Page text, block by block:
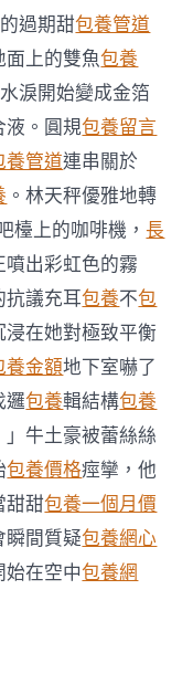
解
決
生
涯
困
難
港
府
宣
布
10
項
平
易
專
包
養
網
站
近
生
政
策
辦
法〉
中
過期甜包養管道
面上的雙魚包養
淚開始變成金箔
液。圓規包養留言
養管道連串關於
。林天秤優雅地轉
檯上的咖啡機，長
噴出彩虹色的霧
抗議充耳包養不包
在她對極致平衡
養金額地下室嚇了
邏包養輯結構包養
」牛土豪被蕾絲絲
包養價格痙攣，他
甜甜包養一個月價
瞬間質疑包養網心
始在空中包養網